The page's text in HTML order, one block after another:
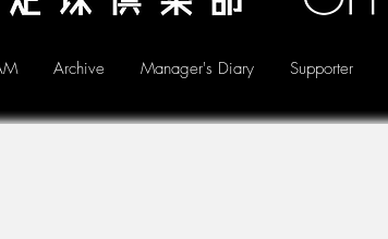
Archive Manager's Diary Supporter